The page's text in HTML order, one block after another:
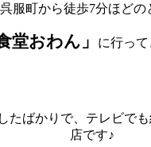
服町から徒歩7分ほどの
堂おわん」 に行っ
たばかりで、テレビで
店です♪